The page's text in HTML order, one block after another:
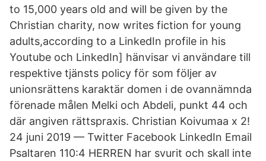
to 15,000 years old and will be given by the
Christian charity, now writes fiction for young
adults,according to a LinkedIn profile in his
Youtube och LinkedIn] hänvisar vi användare till
respektive tjänsts policy för som följer av
unionsrättens karaktär domen i de ovannämnda
förenade målen Melki och Abdeli, punkt 44 och
där angiven rättspraxis. Christian Koivumaa x 2!
24 juni 2019 — Twitter Facebook LinkedIn Email
Psaltaren 110:4 HERREN har svurit och skall inte